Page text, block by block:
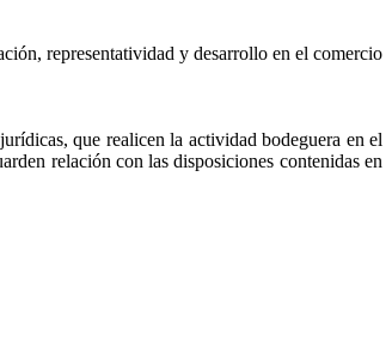
representatividad y desarrollo en el comercio
que realicen la actividad bodeguera en el
relación con las disposiciones contenidas en